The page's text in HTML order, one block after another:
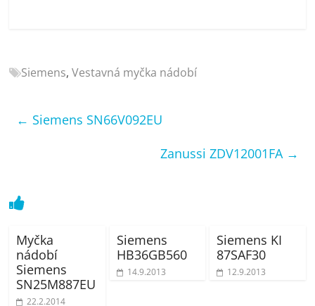
televize,
telefony,
Siemens,Vestavná myčka nádobí
← Siemens SN66V092EU
Zanussi ZDV12001FA →
Myčka
nádobí
Siemens
SN25M887EU
22.2.2014
Siemens
HB36GB560
14.9.2013
Siemens KI
87SAF30
12.9.2013